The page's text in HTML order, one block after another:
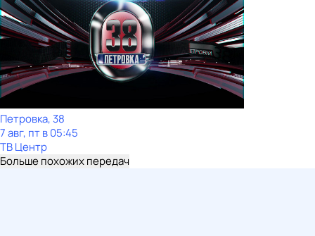
Петровка, 38
7 авг, пт в 05:45
ТВ Центр
Больше похожих передач